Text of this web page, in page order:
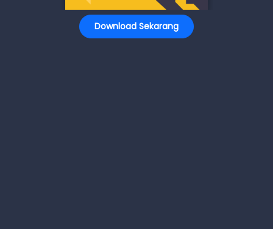
Download Sekarang